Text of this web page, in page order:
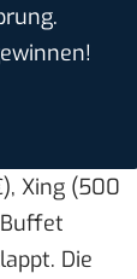
Xing (500
Die